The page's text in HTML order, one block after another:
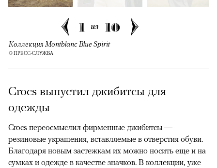
1 из 10
Коллекция Montblanc Blue Spirit
© ПРЕСС-СЛУЖБА
Crocs выпустил джибитсы для
одежды
Crocs переосмыслил фирменные джибитсы —
резиновые украшения, вставляемые в отверстия обуви.
Благодаря новым застежкам их можно носить еще и на
сумках и одежде в качестве значков. В коллекции, уже